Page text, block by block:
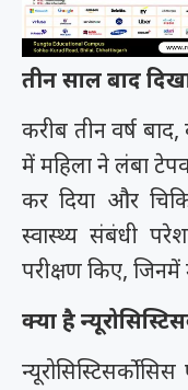
तीन साल बाद
करीब तीन वर्ष
में महिला ने लंबा
कर दिया और
स्वास्थ्य संबंधी
परीक्षण किए,
क्या है